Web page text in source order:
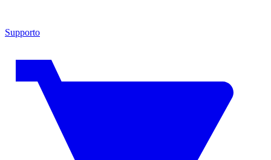
Supporto